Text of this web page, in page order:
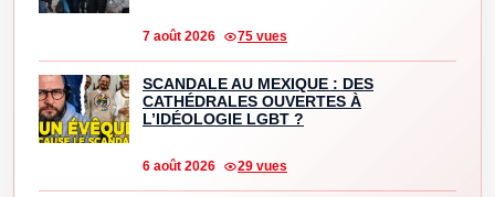
7 août 2026 75 vues
SCANDALE AU MEXIQUE : DES
CATHÉDRALES OUVERTES À
L’IDÉOLOGIE LGBT ?
6 août 2026 29 vues